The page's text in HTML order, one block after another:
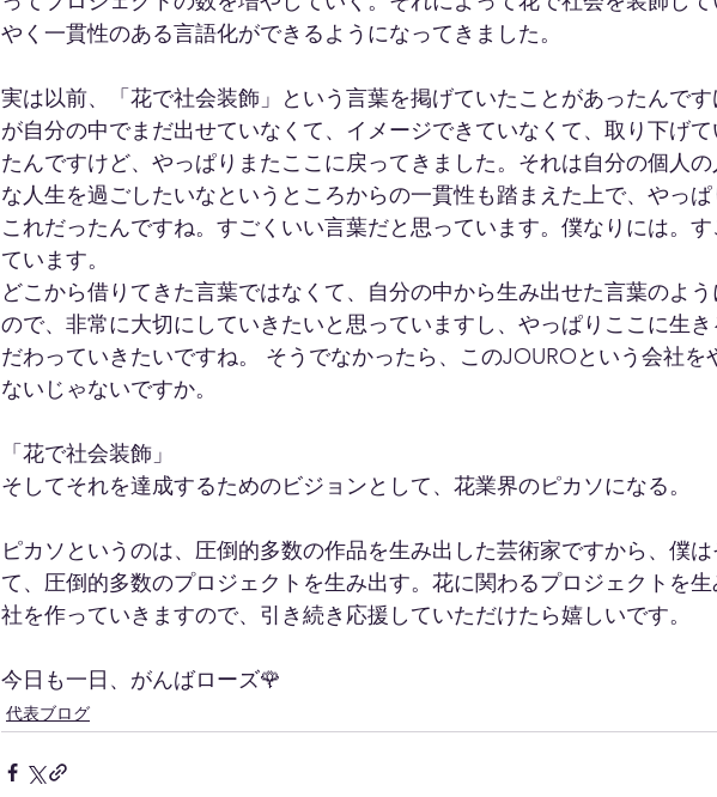
やく一貫性のある言語化ができるようになってきました。
実は以前、「花で社会装飾」という言葉を掲げていたことがあったんで
が自分の中でまだ出せていなくて、イメージできていなくて、取り下げ
たんですけど、やっぱりまたここに戻ってきました。それは自分の個人
な人生を過ごしたいなというところからの一貫性も踏まえた上で、やっ
これだったんですね。すごくいい言葉だと思っています。僕なりには。
ています。
どこから借りてきた言葉ではなくて、自分の中から生み出せた言葉のよ
ので、非常に大切にしていきたいと思っていますし、やっぱりここに生
だわっていきたいですね。 そうでなかったら、このJOUROという会社を
ないじゃないですか。
「花で社会装飾」
そしてそれを達成するためのビジョンとして、花業界のピカソになる。
ピカソというのは、圧倒的多数の作品を生み出した芸術家ですから、僕
て、圧倒的多数のプロジェクトを生み出す。花に関わるプロジェクトを
社を作っていきますので、引き続き応援していただけたら嬉しいです。
今日も一日、がんばローズ🌹
代表ブログ